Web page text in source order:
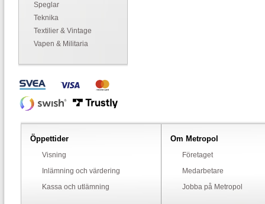
Speglar
Teknika
Textilier & Vintage
Vapen & Militaria
Öppettider
Visning
Inlämning och värdering
Kassa och utlämning
Om Metropol
Företaget
Medarbetare
Jobba på Metropol